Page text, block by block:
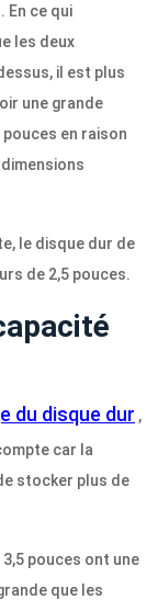
En ce qui
les deux
il est plus
une grande
en raison
le disque dur de
de 2,5 pouces.
du disque dur ,
car la
stocker plus de
pouces ont une
que les